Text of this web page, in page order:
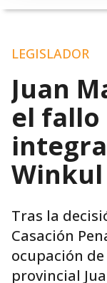
LEGISLADOR
Juan
el fallo
Tras la
Casación
ocupación
provincial